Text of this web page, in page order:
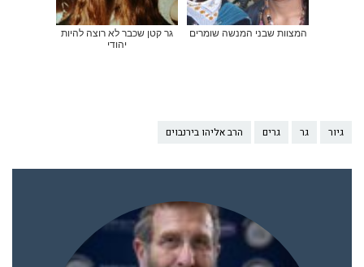
המצוות שבני המנשה שומרים
גר קטן שכבר לא רוצה להיות
יהודי
גיור גר גרים הרב אליהו בירנבוים